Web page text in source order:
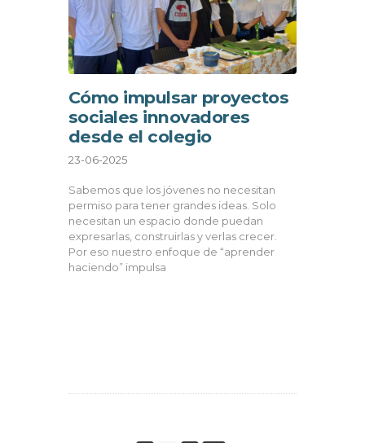
Cómo impulsar proyectos
sociales innovadores
desde el colegio
23-06-2025
Sabemos que los jóvenes no necesitan
permiso para tener grandes ideas. Solo
necesitan un espacio donde puedan
expresarlas, construirlas y verlas crecer.
Por eso nuestro enfoque de “aprender
haciendo” impulsa